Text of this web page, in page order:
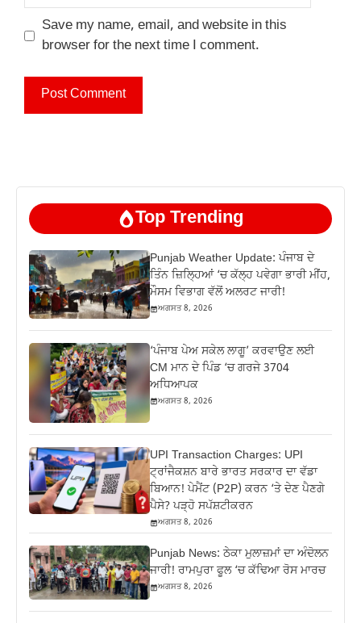
Save my name, email, and website in this
browser for the next time I comment.
Top Trending
Punjab Weather Update: ਪੰਜਾਬ ਦੇ
ਤਿੰਨ ਜ਼‍ਿਲ੍ਹਿਆਂ ‘ਚ ਕੱਲ੍ਹ ਪਵੇਗਾ ਭਾਰੀ ਮੀਂਹ,
ਮੌਸਮ ਵਿਭਾਗ ਵੱਲੋਂ ਅਲਰਟ ਜਾਰੀ!
ਅਗਸਤ 8, 2026
‘ਪੰਜਾਬ ਪੇਅ ਸਕੇਲ ਲਾਗੂ’ ਕਰਵਾਉਣ ਲਈ
CM ਮਾਨ ਦੇ ਪਿੰਡ ‘ਚ ਗਰਜੇ 3704
ਅਧਿਆਪਕ
ਅਗਸਤ 8, 2026
UPI Transaction Charges: UPI
ਟ੍ਰਾਂਜੈਕਸ਼ਨ ਬਾਰੇ ਭਾਰਤ ਸਰਕਾਰ ਦਾ ਵੱਡਾ
ਬਿਆਨ! ਪੇਮੈਂਟ (P2P) ਕਰਨ ‘ਤੇ ਦੇਣ ਪੈਣਗੇ
ਪੈਸੇ? ਪੜ੍ਹੋ ਸਪੱਸ਼ਟੀਕਰਨ
ਅਗਸਤ 8, 2026
Punjab News: ਠੇਕਾ ਮੁਲਾਜ਼ਮਾਂ ਦਾ ਅੰਦੋਲਨ
ਜਾਰੀ! ਰਾਮਪੁਰਾ ਫੂਲ ‘ਚ ਕੱਢਿਆ ਰੋਸ ਮਾਰਚ
ਅਗਸਤ 8, 2026